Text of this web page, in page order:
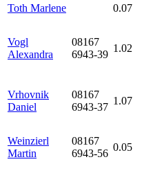
Toth Marlene
0.07
Vogl
Alexandra
08167
6943-39
1.02
Vrhovnik
Daniel
08167
6943-37
1.07
Weinzierl
Martin
08167
6943-56
0.05